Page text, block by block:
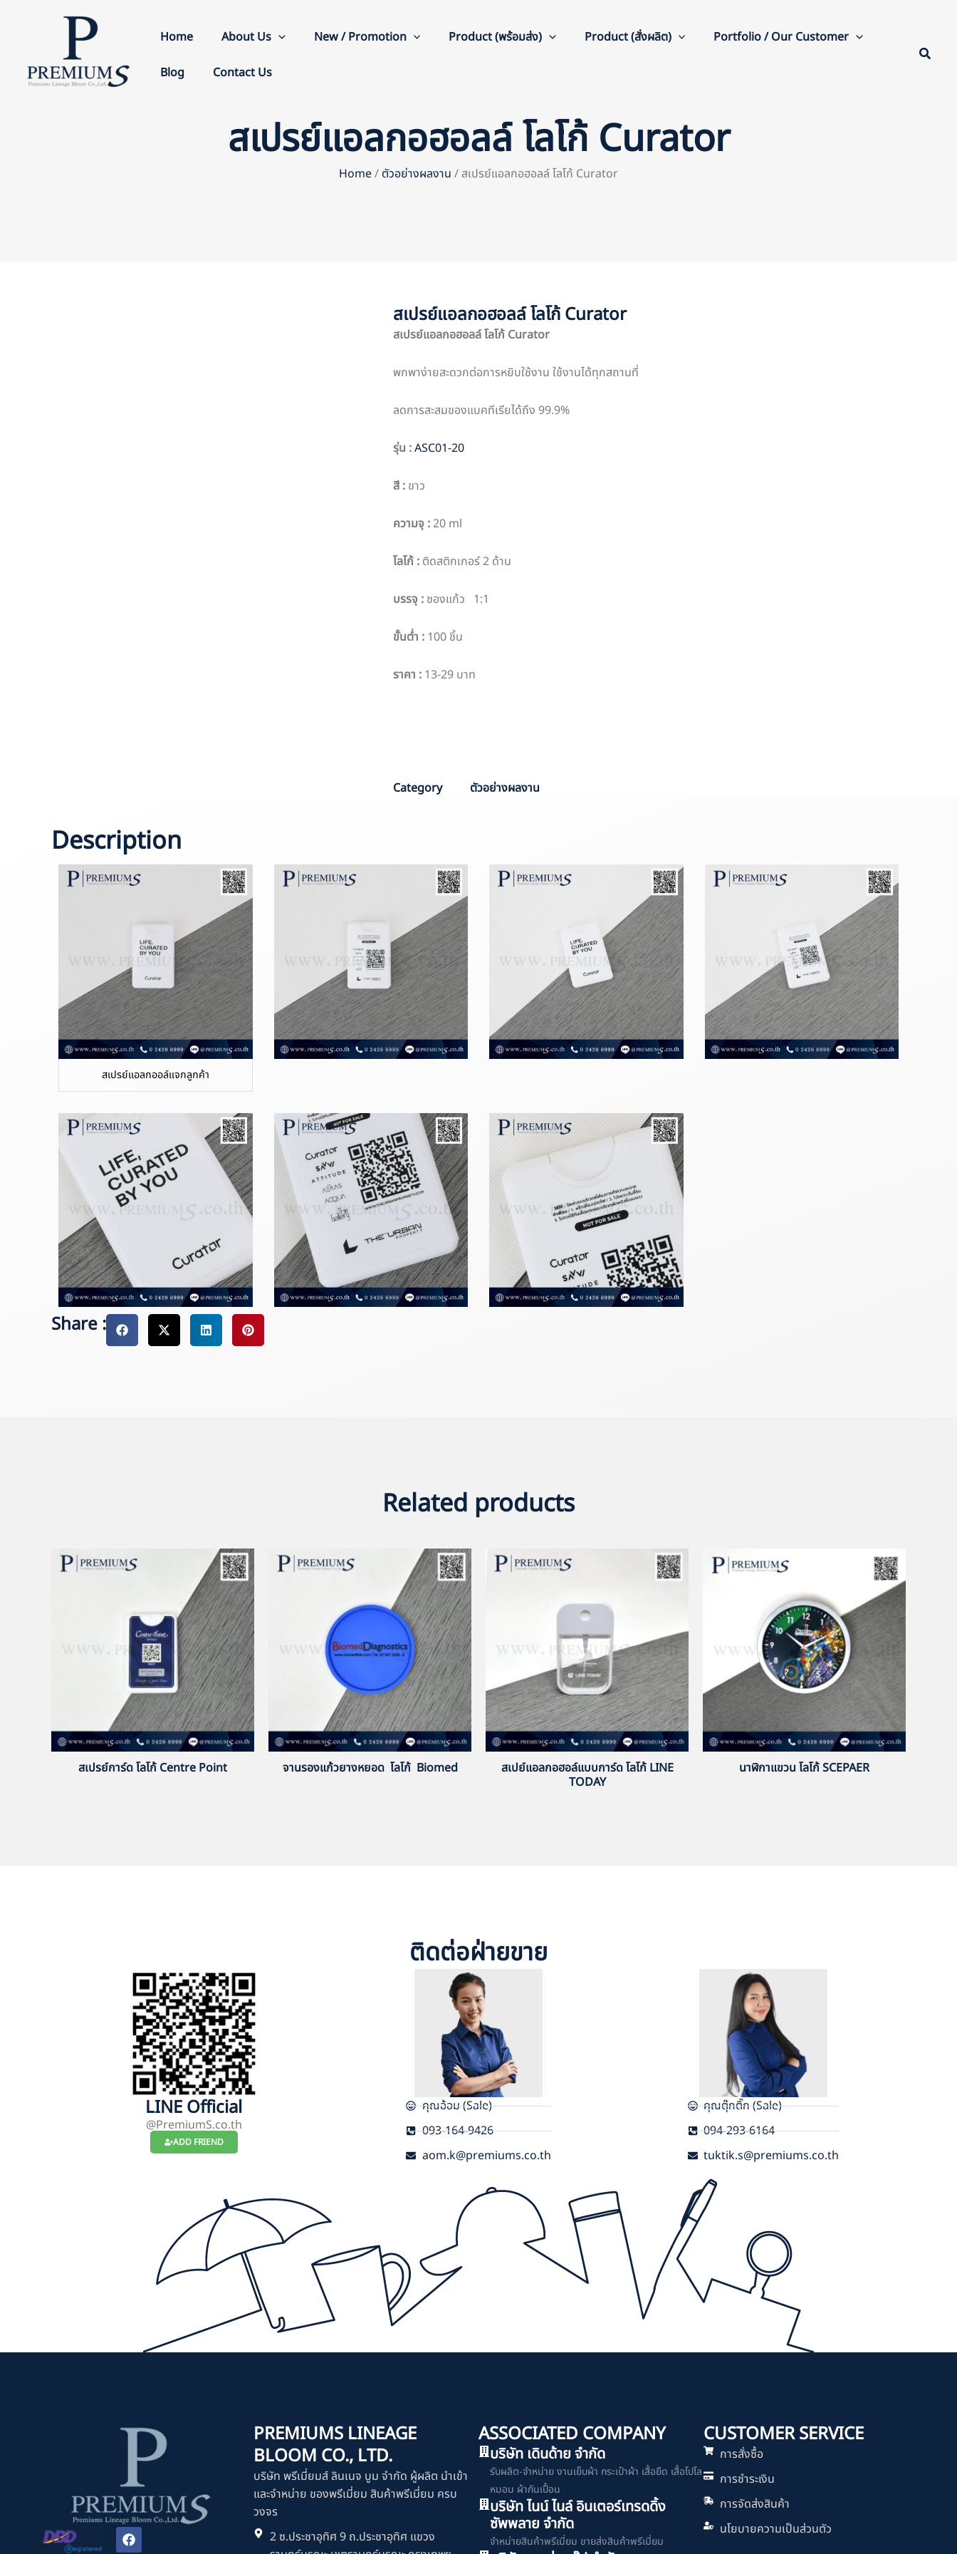
Home About Us New / Promotion Product (พร้อมส่ง) Product (สั่งผลิต) Portfolio / Our Customer
Blog Contact Us
สเปรย์แอลกอฮอลล์ โลโก้ Curator
Home/ ตัวอย่างผลงาน / สเปรย์แอลกอฮอลล์ โลโก้ Curator
สเปรย์แอลกอฮอลล์ โลโก้ Curator
สเปรย์แอลกอฮอลล์ โลโก้ Curator
พกพาง่ายสะดวกต่อการหยิบใช้งาน ใช้งานได้ทุกสถานที่
ลดการสะสมของแบคทีเรียได้ถึง 99.9%
รุ่น :ASC01-20
สี : ขาว
ความจุ :20 ml
โลโก้ : ติดสติกเกอร์ 2 ด้าน
บรรจุ :ซองแก้ว 1:1
ขั้นต่ำ : 100 ชิ้น
ราคา : 13-29 บาท
Category ตัวอย่างผลงาน
Description
สเปรย์แอลกออล์แจกลูกค้า
Share :
Related products
สเปรย์การ์ด โลโก้ Centre Point จานรองแก้วยางหยอด โลโก้ Biomed
สเปย์แอลกอฮอล์แบบการ์ด โลโก้ LINE
TODAY
นาฬิกาแขวน โลโก้ SCEPAER
ติดต่อฝ่ายขาย
LINE Official
@PremiumS.co.th
ADD FRIEND
คุณอ้อม (Sale)
093-164-9426
aom.k@premiums.co.th
คุณตุ๊กติ๊ก (Sale)
094-293-6164
tuktik.s@premiums.co.th
F
a
PREMIUMS LINEAGE
BLOOM CO., LTD.
บริษัท พรีเมี่ยมส์ ลินเนจ บูม จำกัด ผู้ผลิต นำเข้า
และจำหน่าย ของพรีเมี่ยม สินค้าพรีเมี่ยม ครบ
วงจร
2 ซ.ประชาอุทิศ 9 ถ.ประชาอุทิศ แขวง
ASSOCIATED COMPANY
บริษัท เดินด้าย จำกัด
รับผลิต-จำหน่าย งานเย็บผ้า กระเป๋าผ้า เสื้อยืด เสื้อโปโล
หมอน ผ้ากันเปื้อน
บริษัท ไนน์ ไนล์ อินเตอร์เทรดดิ้ง
ซัพพลาย จำกัด
จำหน่ายสินค้าพรีเมี่ยม ขายส่งสินค้าพรีเมี่ยม
CUSTOMER SERVICE
การสั่งซื้อ
การชำระเงิน
การจัดส่งสินค้า
นโยบายความเป็นส่วนตัว